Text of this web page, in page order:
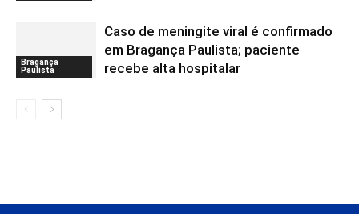
Bragança
Paulista
Caso de meningite viral é confirmado
em Bragança Paulista; paciente
recebe alta hospitalar